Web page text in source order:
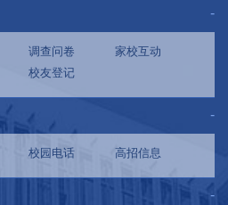
调查问卷
家校互动
校友登记
校园电话 高招信息